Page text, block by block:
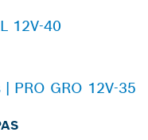
12V-40
PRO GRO 12V-35